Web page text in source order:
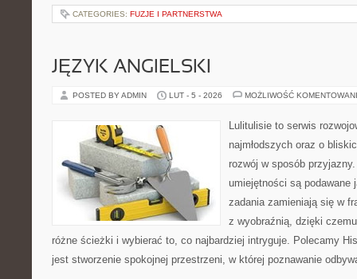
CATEGORIES: FUZJE I PARTNERSTWA
JĘZYK ANGIELSKI
POSTED BY ADMIN LUT - 5 - 2026 MOŻLIWOŚĆ
Lulitulisie to serwis
najmłodszych oraz o
rozwój w sposób
umiejętności są podawane
zadania zamieniają się w
z wyobraźnią, dzięki
różne ścieżki i wybierać to, co najbardziej intryguje. Polecamy
jest stworzenie spokojnej przestrzeni, w której poznawanie